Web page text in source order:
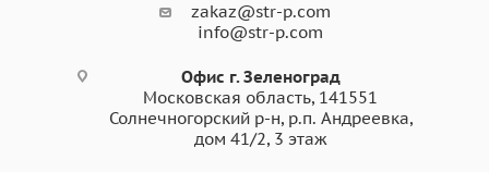
zakaz@str-p.com
info@str-p.com
Офис г. Зеленоград
Московская область, 141551
Солнечногорский р-н, р.п. Андреевка,
дом 41/2, 3 этаж